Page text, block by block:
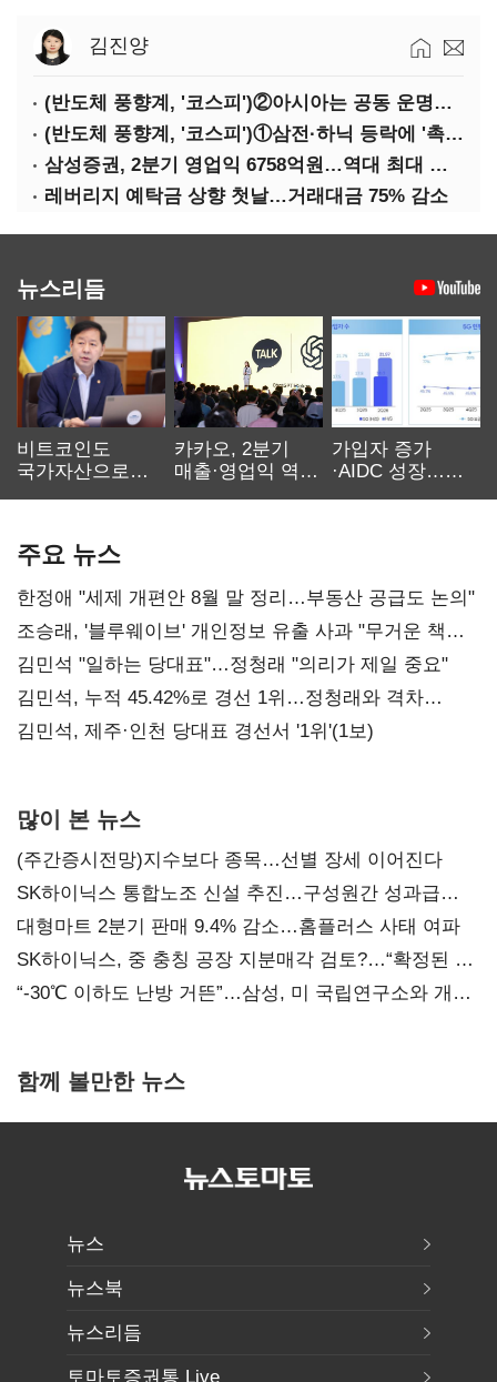
김진양
(반도체 풍향계, '코스피')②아시아는 공동 운명체?…일본·대만도 '동반 출렁'
(반도체 풍향계, '코스피')①삼전·하닉 등락에 '촉각'…코스피·나스닥 '한 몸'
삼성증권, 2분기 영업익 6758억원…역대 최대 경신
레버리지 예탁금 상향 첫날…거래대금 75% 감소
뉴스리듬
비트코인도
국가자산으로…'
카카오, 2분기
매출·영업익 역대
가입자 증가
·AIDC 성장…
주요 뉴스
한정애 "세제 개편안 8월 말 정리…부동산 공급도 논의"
조승래, '블루웨이브' 개인정보 유출 사과 "무거운 책임
통감"
김민석 "일하는 당대표"…정청래 "의리가 제일 중요"
김민석, 누적 45.42%로 경선 1위…정청래와 격차
0.86%p(2보)
김민석, 제주·인천 당대표 경선서 '1위'(1보)
많이 본 뉴스
(주간증시전망)지수보다 종목…선별 장세 이어진다
SK하이닉스 통합노조 신설 추진…구성원간 성과급
불만 확산
대형마트 2분기 판매 9.4% 감소…홈플러스 사태 여파
SK하이닉스, 중 충칭 공장 지분매각 검토?…“확정된 바
없어”
“-30℃ 이하도 난방 거뜬”…삼성, 미 국립연구소와 개발
함께 볼만한 뉴스
뉴스
뉴스북
뉴스리듬
토마토증권통 Live